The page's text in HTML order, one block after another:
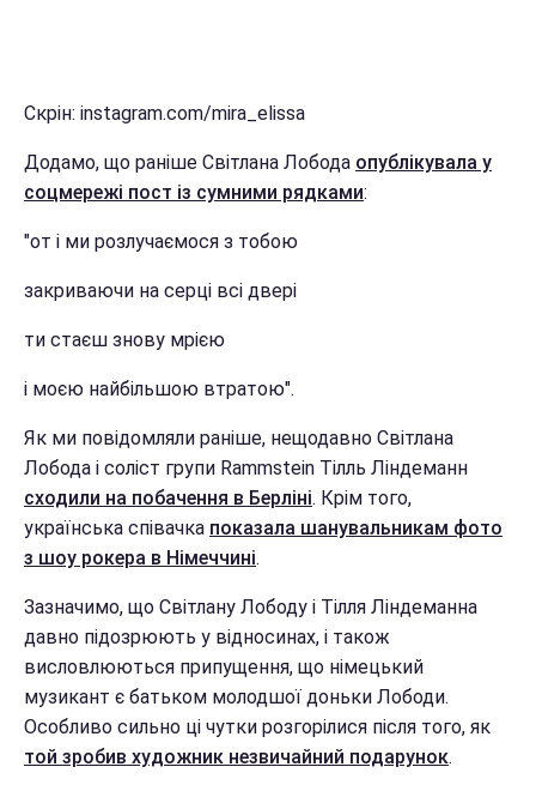
Скрін: instagram.com/mira_elissa
Додамо, що раніше Світлана Лобода опублікувала у
соцмережі пост із сумними рядками:
"от і ми розлучаємося з тобою
закриваючи на серці всі двері
ти стаєш знову мрією
і моєю найбільшою втратою".
Як ми повідомляли раніше, нещодавно Світлана
Лобода і соліст групи Rammstein Тілль Ліндеманн
сходили на побачення в Берліні. Крім того,
українська співачка показала шанувальникам фото
з шоу рокера в Німеччині.
Зазначимо, що Світлану Лободу і Тілля Ліндеманна
давно підозрюють у відносинах, і також
висловлюються припущення, що німецький
музикант є батьком молодшої доньки Лободи.
Особливо сильно ці чутки розгорілися після того, як
той зробив художник незвичайний подарунок.